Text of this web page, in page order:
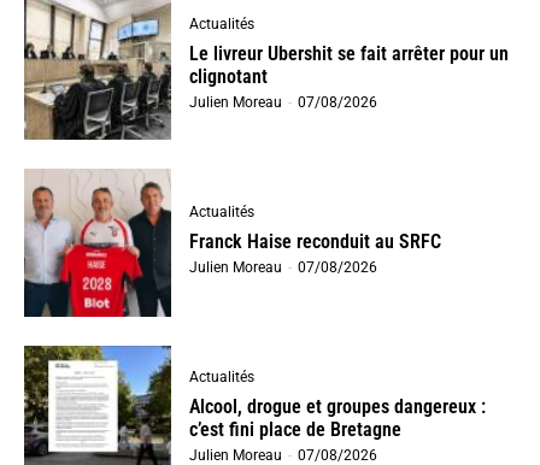
Actualités
Le livreur Ubershit se fait arrêter pour un
clignotant
Julien Moreau - 07/08/2026
Actualités
Franck Haise reconduit au SRFC
Julien Moreau - 07/08/2026
Actualités
Alcool, drogue et groupes dangereux :
c’est fini place de Bretagne
Julien Moreau - 07/08/2026